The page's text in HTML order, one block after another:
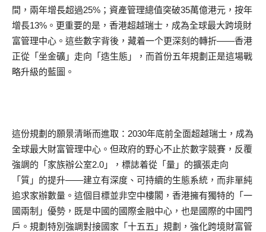
間，兩年增長超過25%；資產管理總值突破35萬億港元，按年
增長13%。更重要的是，香港超越瑞士，成為全球最大跨境財
富管理中心。這些數字背後，藏着一个更深刻的轉折——香港
正從「坐金礦」走向「造生態」，而首份五年規劃正是這場戰
略升級的藍圖。
這份規劃的願景清晰而進取：2030年底前全面超越瑞士，成為
全球最大財富管理中心。但政府的野心不止於數字競賽，反覆
強調的「家族辦公室2.0」，標誌着從「量」的擴張走向
「質」的提升——建立有深度、可持續的生態系統，而非單純
追求家辦數量。這個目標並非空中樓閣，香港擁有獨特的「一
國兩制」優勢，既是中國的國際金融中心，也是國際的中國門
戶。規劃特別強調對接國家「十五五」規劃，強化跨境財富管